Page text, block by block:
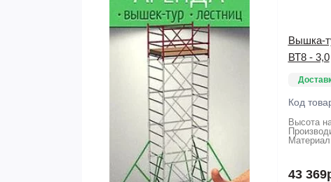
Вышка-
ВТ8 - 3,0
Код
Высота
43